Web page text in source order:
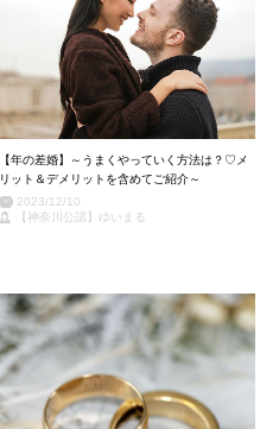
【年の差婚】～うまくやっていく方法は？♡メ
リット＆デメリットを含めてご紹介～
2023/12/10
【神奈川公認】ゆいまる